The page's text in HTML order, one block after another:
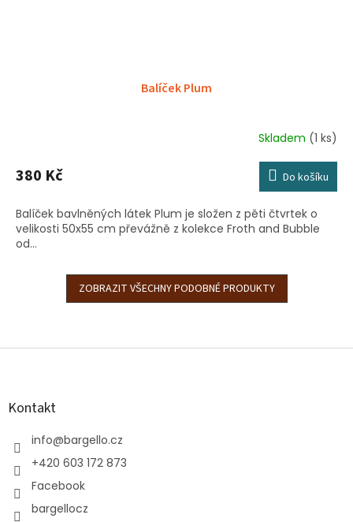
Balíček Plum
Skladem (1 ks)
380 Kč Do košíku
Balíček bavlněných látek Plum je složen z pěti čtvrtek o
velikosti 50x55 cm převážně z kolekce Froth and Bubble
od...
ZOBRAZIT VŠECHNY PODOBNÉ PRODUKTY
Z
Kontakt
info@bargello.cz
+420 603 172 873
Facebook
bargellocz